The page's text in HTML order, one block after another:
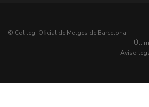
© Col·legi Oficial de Metges de Barcelona
Aviso